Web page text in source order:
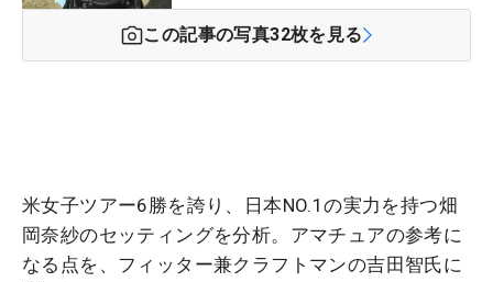
この記事の写真32枚を見る
米女子ツアー6勝を誇り、日本NO.1の実力を持つ畑
岡奈紗のセッティングを分析。アマチュアの参考に
なる点を、フィッター兼クラフトマンの吉田智氏に